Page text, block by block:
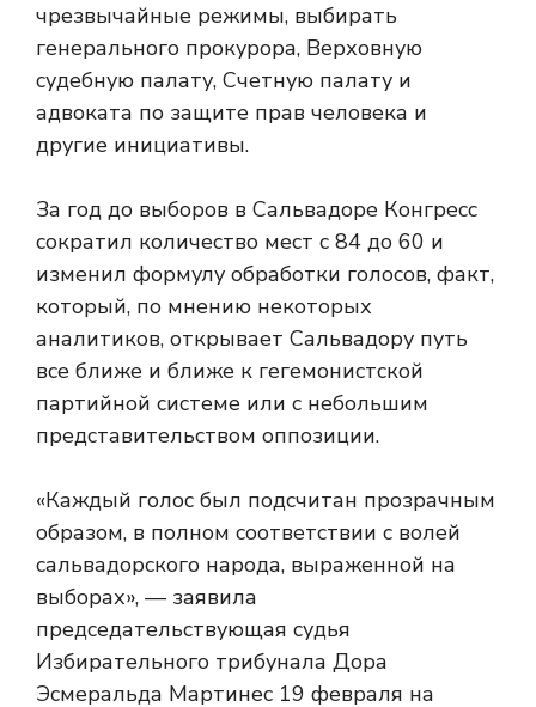
чрезвычайные режимы, выбирать
генерального прокурора, Верховную
судебную палату, Счетную палату и
адвоката по защите прав человека и
другие инициативы.
За год до выборов в Сальвадоре Конгресс
сократил количество мест с 84 до 60 и
изменил формулу обработки голосов, факт,
который, по мнению некоторых
аналитиков, открывает Сальвадору путь
все ближе и ближе к гегемонистской
партийной системе или с небольшим
представительством оппозиции.
«Каждый голос был подсчитан прозрачным
образом, в полном соответствии с волей
сальвадорского народа, выраженной на
выборах», — заявила
председательствующая судья
Избирательного трибунала Дора
Эсмеральда Мартинес 19 февраля на